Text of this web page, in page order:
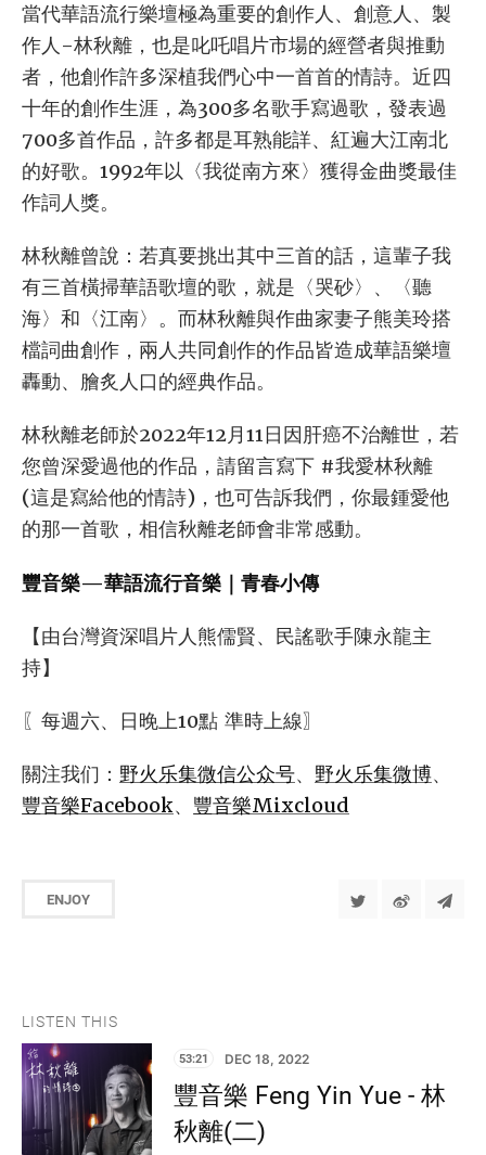
當代華語流行樂壇極為重要的創作人、創意人、製
作人-林秋離，也是叱吒唱片市場的經營者與推動
者，他創作許多深植我們心中一首首的情詩。近四
十年的創作生涯，為300多名歌手寫過歌，發表過
700多首作品，許多都是耳熟能詳、紅遍大江南北
的好歌。1992年以〈我從南方來〉獲得金曲獎最佳
作詞人獎。
林秋離曾說：若真要挑出其中三首的話，這輩子我
有三首橫掃華語歌壇的歌，就是〈哭砂〉、〈聽
海〉和〈江南〉。而林秋離與作曲家妻子熊美玲搭
檔詞曲創作，兩人共同創作的作品皆造成華語樂壇
轟動、膾炙人口的經典作品。
林秋離老師於2022年12月11日因肝癌不治離世，若
您曾深愛過他的作品，請留言寫下 #我愛林秋離
(這是寫給他的情詩)，也可告訴我們，你最鍾愛他
的那一首歌，相信秋離老師會非常感動。
豐音樂—華語流行音樂｜青春小傳
【由台灣資深唱片人熊儒賢、民謠歌手陳永龍主
持】
〖每週六、日晚上10點 準時上線〗
關注我们： 野火乐集微信公众号、 野火乐集微博、
豐音樂Facebook、 豐音樂Mixcloud
ENJOY
LISTEN THIS
53:21 DEC 18, 2022
豐音樂 Feng Yin Yue - 林
秋離(二)